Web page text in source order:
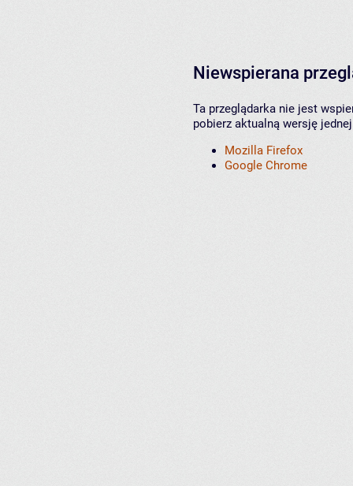
Niewspierana
Ta przeglądarka nie jest
pobierz aktualną wersję
Mozilla Firefox
Google Chrome